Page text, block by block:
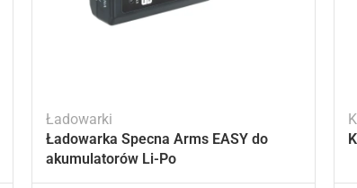
Ładowarki
Ładowarka Specna Arms EASY do
akumulatorów Li-Po